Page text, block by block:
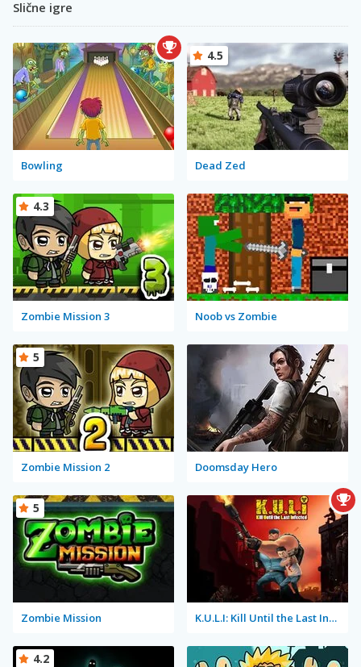
Slične igre
Bowling Dead Zed
4.5
Zombie Mission 3
4.3
Noob vs Zombie
Zombie Mission 2
5
Doomsday Hero
Zombie Mission
5
K.U.L.I: Kill Until the Last Infected
4.2